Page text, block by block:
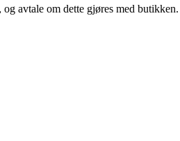
avtale om dette gjøres med butikken.